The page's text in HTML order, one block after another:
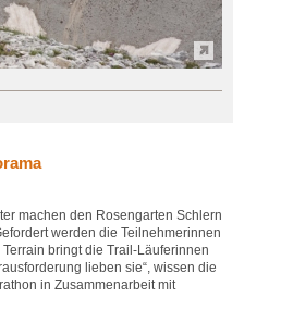
machen den Rosengarten Schlern
werden die Teilnehmerinnen
bringt die Trail-Läuferinnen
lieben sie“, wissen die
in Zusammenarbeit mit